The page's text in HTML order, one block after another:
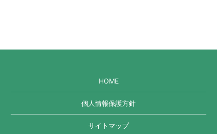
HOME
個人情報保護方針
サイトマップ